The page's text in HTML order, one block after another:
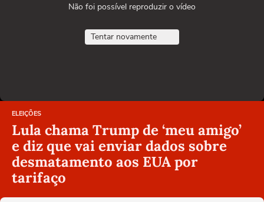
Não foi possível reproduzir o vídeo
Tentar novamente
ELEIÇÕES
Lula chama Trump de ‘meu amigo’
e diz que vai enviar dados sobre
desmatamento aos EUA por
tarifaço